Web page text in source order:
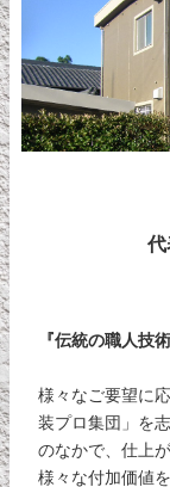
代
『伝統の職人技
様々なご要望に
装プロ集団」を
のなかで、仕上
様々な付加価値